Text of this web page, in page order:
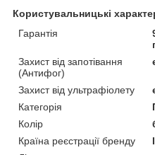
Користувальницькі
Гарантія
Захист від запотівання
(Антифог)
Захист від ультрафіолету
Категорія
Колір
Країна реєстрації бренду